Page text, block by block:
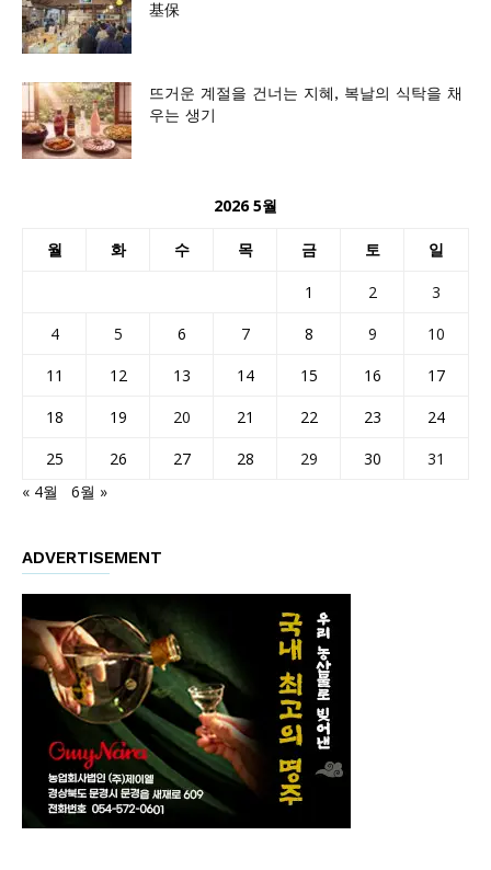
基保
뜨거운 계절을 건너는 지혜, 복날의 식탁을 채
우는 생기
2026 5월
월 화 수 목 금 토 일
1 2
3
4
5 6 7 8 9
10
11
12 13 14 15 16
17
18
19 20 21 22 23
24
25
26 27 28 29 30
31
« 4월
6월 »
ADVERTISEMENT